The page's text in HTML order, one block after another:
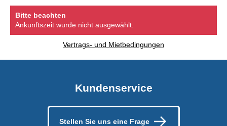
Bitte beachten
Ankunftszeit wurde nicht ausgewählt.
Vertrags- und Mietbedingungen
Kundenservice
Stellen Sie uns eine Frage